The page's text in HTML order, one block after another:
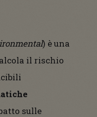
) è una
il rischio
sulle